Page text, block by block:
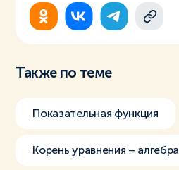
Также по теме
Показательная функция
Корень уравнения – алгебра